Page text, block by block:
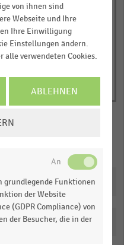
von ihnen sind
Webseite und Ihre
Ihre Einwilligung
Einstellungen ändern.
alle verwendeten Cookies.
ABLEHNEN
grundlegende Funktionen
der Website
(GDPR Compliance) von
der Besucher, die in der